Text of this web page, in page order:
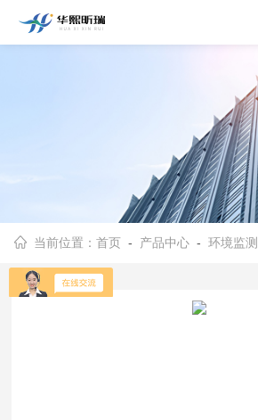
当前位置：首页 - 产品中心 -环境监测